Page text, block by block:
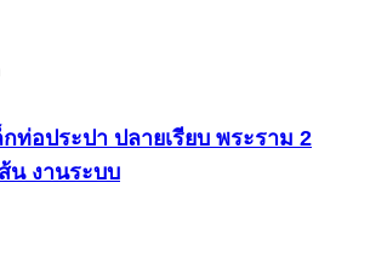
ท่อประปา ปลายเรียบ พระราม 2
น งานระบบ